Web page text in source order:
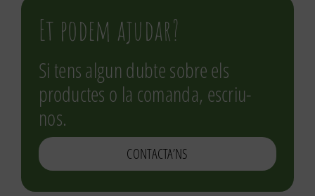
Et podem ajudar?
Si tens algun dubte sobre els
productes o la comanda, escriu-
nos.
CONTACTA’NS